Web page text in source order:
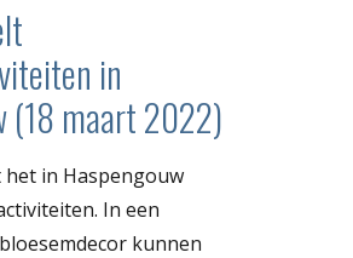
in
(18 maart 2022)
in Haspengouw
In een
kunnen